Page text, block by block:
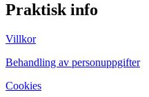
Praktisk info
Villkor
Behandling av personuppgifter
Cookies